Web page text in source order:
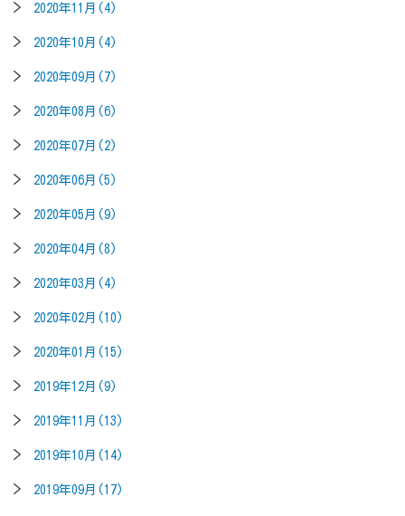
2020年11月(4)
2020年10月(4)
2020年09月(7)
2020年08月(6)
2020年07月(2)
2020年06月(5)
2020年05月(9)
2020年04月(8)
2020年03月(4)
2020年02月(10)
2020年01月(15)
2019年12月(9)
2019年11月(13)
2019年10月(14)
2019年09月(17)